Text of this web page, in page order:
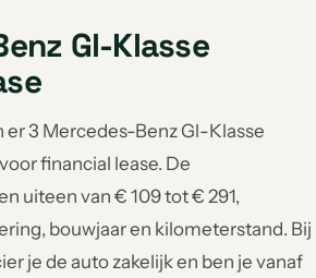
Gl-Klasse
er 3 Mercedes-Benz Gl-Klasse
financial lease. De
uiteen van € 109 tot € 291,
bouwjaar en kilometerstand. Bij
je de auto zakelijk en ben je vanaf